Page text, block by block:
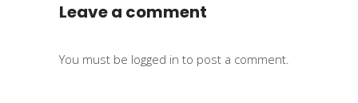
Leave a comment
You must be logged in to post a comment.